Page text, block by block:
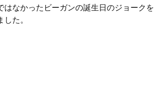
なかったビーガンの誕生日のジョークを
た。